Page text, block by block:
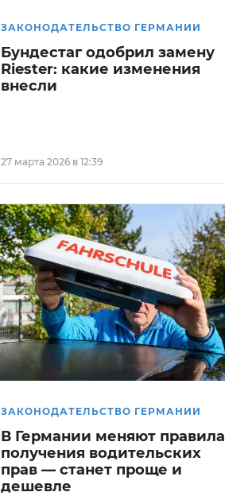
ЗАКОНОДАТЕЛЬСТВО ГЕРМАНИИ
Бундестаг одобрил замену
Riester: какие изменения
внесли
27 марта 2026 в 12:39
ЗАКОНОДАТЕЛЬСТВО ГЕРМАНИИ
В Германии меняют правила
получения водительских
прав — станет проще и
дешевле